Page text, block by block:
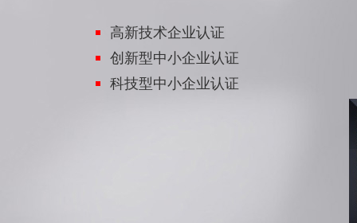
高新技术企业认证
创新型中小企业认证
科技型中小企业认证